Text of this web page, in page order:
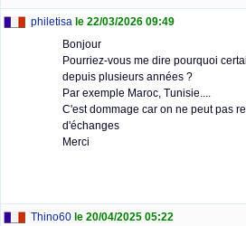
philetisa le 22/03/2026 09:49
Bonjour
Pourriez-vous me dire pourquoi
depuis plusieurs années ?
Par exemple Maroc, Tunisie....
C'est dommage car on ne peut pas
d'échanges
Merci
Thino60 le 20/04/2025 05:22